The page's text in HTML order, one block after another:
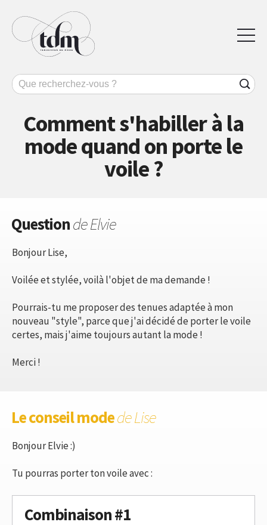
Comment s'habiller à la
mode quand on porte le
voile ?
Questionde Elvie
Bonjour Lise,
Voilée et stylée, voilà l'objet de ma demande !
Pourrais-tu me proposer des tenues adaptée à mon
nouveau "style", parce que j'ai décidé de porter le voile
certes, mais j'aime toujours autant la mode !
Merci !
Le conseil modede Lise
Bonjour Elvie :)
Tu pourras porter ton voile avec :
Combinaison #1